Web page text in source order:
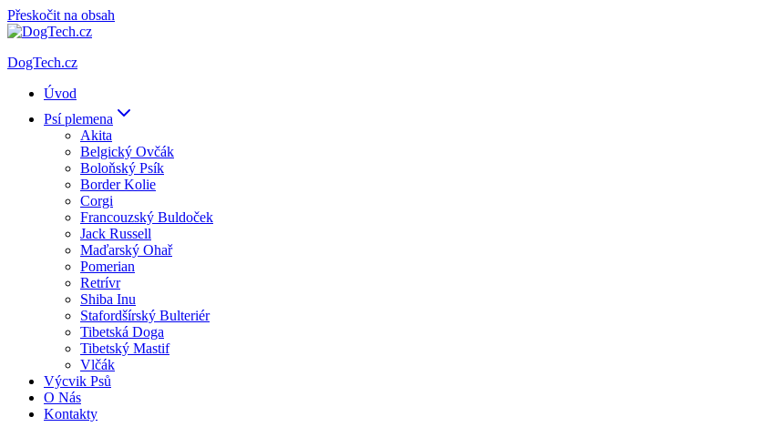
Přeskočit na obsah
DogTech.cz
Úvod
Psí plemena
Akita
Belgický Ovčák
Boloňský Psík
Border Kolie
Corgi
Francouzský Buldoček
Jack Russell
Maďarský Ohař
Pomerian
Retrívr
Shiba Inu
Stafordšírský Bulteriér
Tibetská Doga
Tibetský Mastif
Vlčák
Výcvik Psů
O Nás
Kontakty